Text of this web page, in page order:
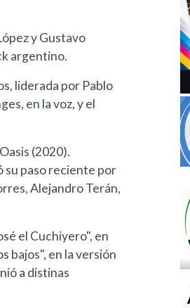
y Gustavo
argentino.
liderada por Pablo
en la voz, y el
(2020).
su paso reciente por
Alejandro Terán,
el Cuchiyero", en
bajos", en la versión
a distinas